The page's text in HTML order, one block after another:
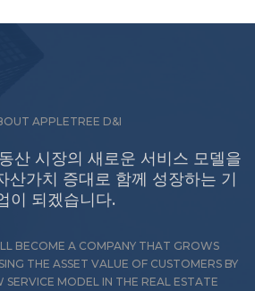
APPLETREE D&I
산 시장의 새로운 서비스 모델을
산가치 증대로 함께 성장하는 기
이 되겠습니다.
BECOME A COMPANY THAT GROWS
THE ASSET VALUE OF CUSTOMERS BY
SERVICE MODEL IN THE REAL ESTATE